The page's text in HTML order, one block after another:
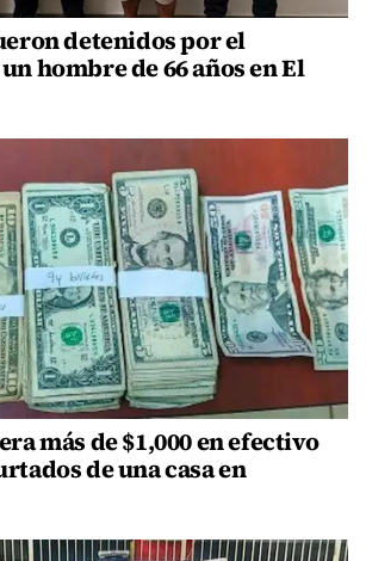
detenidos por el
hombre de 66 años en El
más de $1,000 en efectivo
de una casa en